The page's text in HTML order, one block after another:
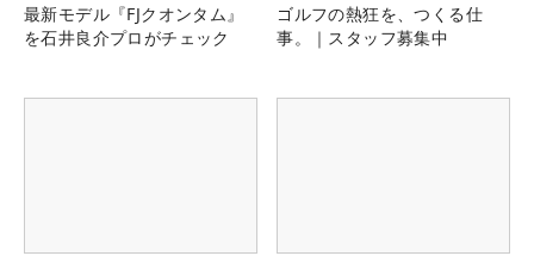
最新モデル『FJクオンタム』
を石井良介プロがチェック
ゴルフの熱狂を、つくる仕
事。｜スタッフ募集中